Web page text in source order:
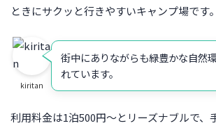
ときにサクッと行きやすいキャンプ場です。
kiritan
街中にありながらも緑豊かな自然
れています。
利用料金は1泊500円～とリーズナブルで、